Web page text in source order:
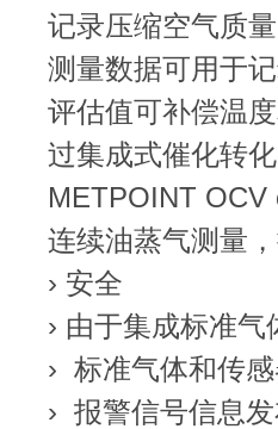
记录压缩空气质
测量数据可用于
评估值可补偿温
过集成式催化转
METPOINT
连续油蒸气测量
› 安全
› 由于集成标准
› 标准气体和传
› 报警信号信息